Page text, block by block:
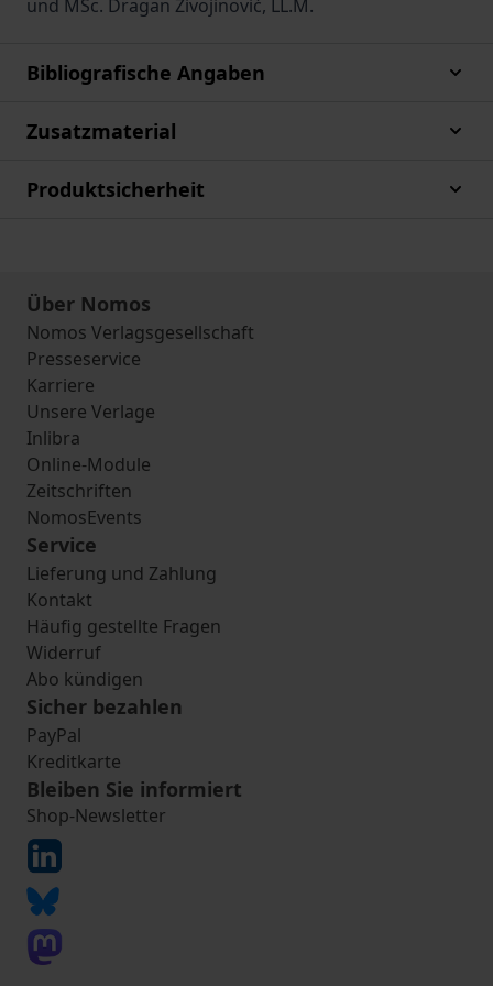
und MSc. Dragan Živojinović, LL.M.
Bibliografische Angaben
Zusatzmaterial
Produktsicherheit
Über Nomos
Nomos Verlagsgesellschaft
Presseservice
Karriere
Unsere Verlage
Inlibra
Online-Module
Zeitschriften
NomosEvents
Service
Lieferung und Zahlung
Kontakt
Häufig gestellte Fragen
Widerruf
Abo kündigen
Sicher bezahlen
PayPal
Kreditkarte
Bleiben Sie informiert
Shop-Newsletter